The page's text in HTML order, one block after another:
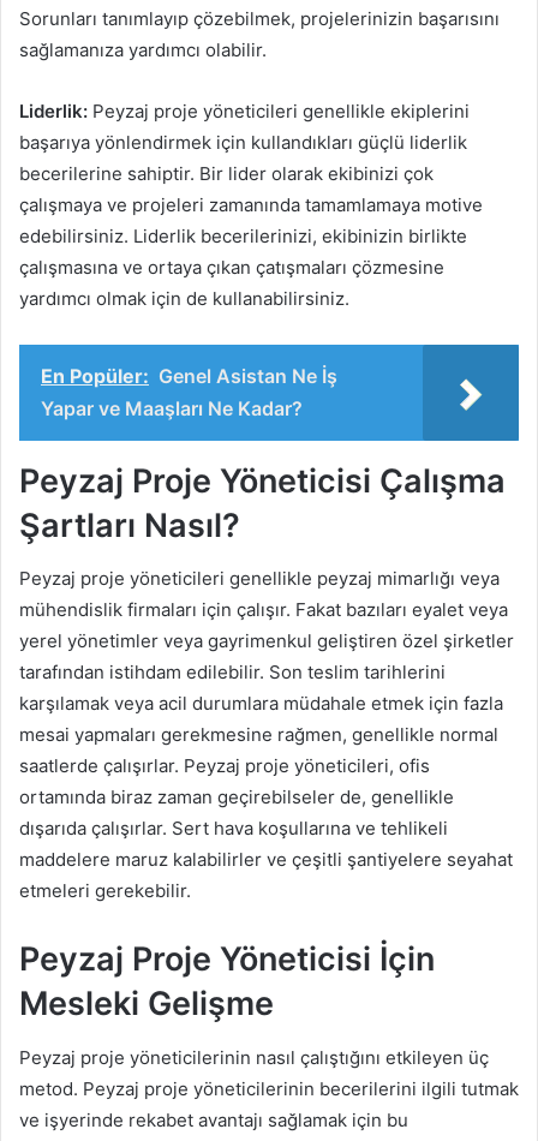
Sorunları tanımlayıp çözebilmek, projelerinizin başarısını
sağlamanıza yardımcı olabilir.
Liderlik: Peyzaj proje yöneticileri genellikle ekiplerini
başarıya yönlendirmek için kullandıkları güçlü liderlik
becerilerine sahiptir. Bir lider olarak ekibinizi çok
çalışmaya ve projeleri zamanında tamamlamaya motive
edebilirsiniz. Liderlik becerilerinizi, ekibinizin birlikte
çalışmasına ve ortaya çıkan çatışmaları çözmesine
yardımcı olmak için de kullanabilirsiniz.
En Popüler: Genel Asistan Ne İş
Yapar ve Maaşları Ne Kadar?
Peyzaj Proje Yöneticisi Çalışma
Şartları Nasıl?
Peyzaj proje yöneticileri genellikle peyzaj mimarlığı veya
mühendislik firmaları için çalışır. Fakat bazıları eyalet veya
yerel yönetimler veya gayrimenkul geliştiren özel şirketler
tarafından istihdam edilebilir. Son teslim tarihlerini
karşılamak veya acil durumlara müdahale etmek için fazla
mesai yapmaları gerekmesine rağmen, genellikle normal
saatlerde çalışırlar. Peyzaj proje yöneticileri, ofis
ortamında biraz zaman geçirebilseler de, genellikle
dışarıda çalışırlar. Sert hava koşullarına ve tehlikeli
maddelere maruz kalabilirler ve çeşitli şantiyelere seyahat
etmeleri gerekebilir.
Peyzaj Proje Yöneticisi İçin
Mesleki Gelişme
Peyzaj proje yöneticilerinin nasıl çalıştığını etkileyen üç
metod. Peyzaj proje yöneticilerinin becerilerini ilgili tutmak
ve işyerinde rekabet avantajı sağlamak için bu